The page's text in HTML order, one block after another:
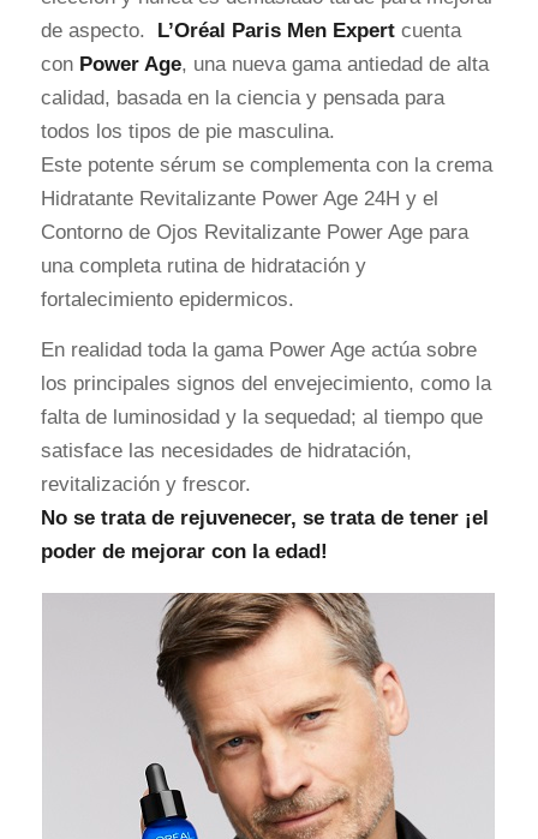
de aspecto. L’Oréal Paris Men Expertcuenta
con Power Age, una nueva gama antiedad de alta
calidad, basada en la ciencia y pensada para
todos los tipos de pie masculina.
Este potente sérum se complementa con la crema
Hidratante Revitalizante Power Age 24H y el
Contorno de Ojos Revitalizante Power Age para
una completa rutina de hidratación y
fortalecimiento epidermicos.
En realidad toda la gama Power Age actúa sobre
los principales signos del envejecimiento, como la
falta de luminosidad y la sequedad; al tiempo que
satisface las necesidades de hidratación,
revitalización y frescor.
No se trata de rejuvenecer, se trata de tener ¡el
poder de mejorar con la edad!